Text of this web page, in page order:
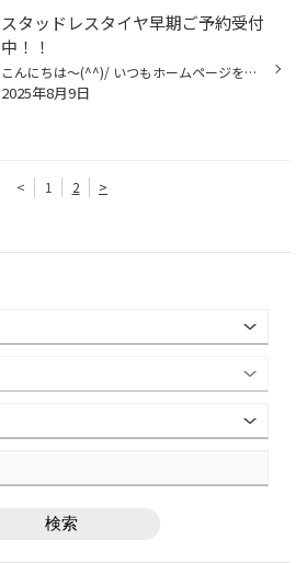
スタッドレスタイヤ早期ご予約受付
中！！
こんにちは～(^^)/ いつもホームページをご覧いただきありがとうございます。m(__)m 只今、当店では スタッドレスタイヤ早期ご予約受付中です！ 新商品 ブリザックWZ-1はコチラ まだまだ暑いですが、、、 9月1日からスタッドレスタイヤが値上がりとなります。 8月31日までセール開催中です♩♩ スタッ...
2025年8月9日
< 1 2 >